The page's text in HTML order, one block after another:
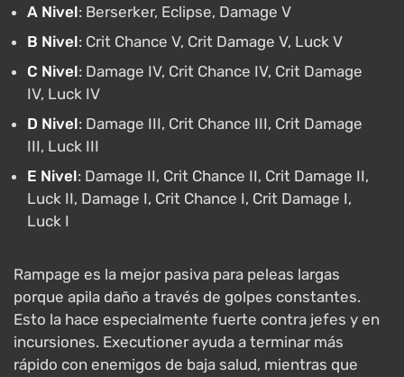
A Nivel: Berserker, Eclipse, Damage V
B Nivel: Crit Chance V, Crit Damage V, Luck V
C Nivel: Damage IV, Crit Chance IV, Crit Damage
IV, Luck IV
D Nivel: Damage III, Crit Chance III, Crit Damage
III, Luck III
E Nivel: Damage II, Crit Chance II, Crit Damage II,
Luck II, Damage I, Crit Chance I, Crit Damage I,
Luck I
Rampage es la mejor pasiva para peleas largas
porque apila daño a través de golpes constantes.
Esto la hace especialmente fuerte contra jefes y en
incursiones. Executioner ayuda a terminar más
rápido con enemigos de baja salud, mientras que